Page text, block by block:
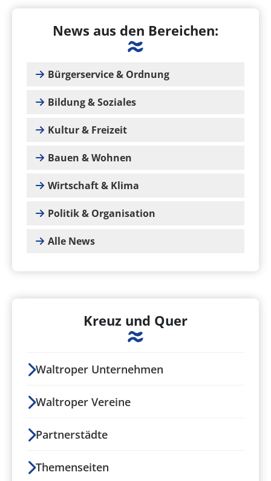
News aus den Bereichen:
Bürgerservice & Ordnung
Bildung & Soziales
Kultur & Freizeit
Bauen & Wohnen
Wirtschaft & Klima
Politik & Organisation
Alle News
Kreuz und Quer
Waltroper Unternehmen
Waltroper Vereine
Partnerstädte
Themenseiten